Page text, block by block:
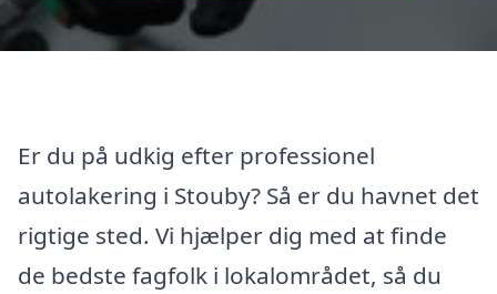
Er du på udkig efter professionel
autolakering i Stouby? Så er du havnet det
rigtige sted. Vi hjælper dig med at finde
de bedste fagfolk i lokalområdet, så du